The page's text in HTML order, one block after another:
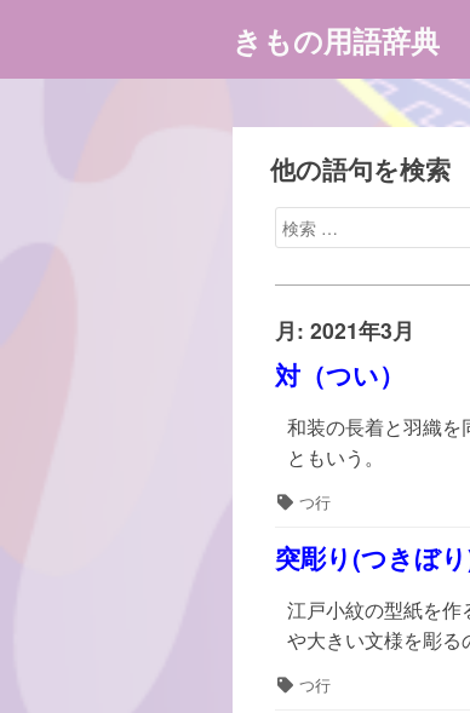
テ
きもの用語辞典
他の語句を検索
検
索
象:
月: 2021年3月
対（つい）
和装の長着と羽織
ともいう。
タ つ行
突彫り(つきぼ
江戸小紋の型紙を作
や大きい文様を彫る
タ つ行